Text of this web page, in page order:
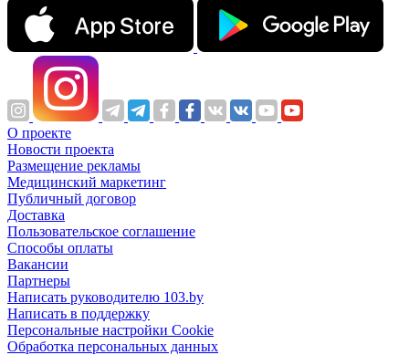
О проекте
Новости проекта
Размещение рекламы
Медицинский маркетинг
Публичный договор
Доставка
Пользовательское соглашение
Способы оплаты
Вакансии
Партнеры
Написать руководителю 103.by
Написать в поддержку
Персональные настройки Cookie
Обработка персональных данных